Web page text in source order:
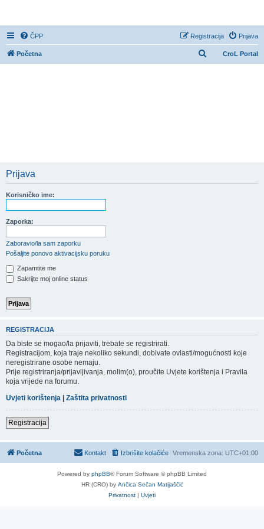
ČPP Prijava
Registracija
CroL Portal
Početna
Prijava
Korisničko ime:
Zaporka:
Zaboravio/la sam zaporku
Pošaljite ponovo aktivacijsku poruku
Zapamtite me
Sakrijte moj online status
REGISTRACIJA
Da biste se mogao/la prijaviti, trebate se registrirati.
Registracijom, koja traje nekoliko sekundi, dobivate ovlasti/mogućnosti koje
neregistrirane osobe nemaju.
Prije registriranja/prijavljivanja, molim(o), proučite Uvjete korištenja i Pravila
koja vrijede na forumu.
Uvjeti korištenja | Zaštita privatnosti
Registracija
Početna Vremenska zona: UTC+01:00
Izbrišite kolačiće
Kontakt
Powered by phpBB® Forum Software © phpBB Limited
HR (CRO) by Ančica Sečan Matijaščić
Privatnost | Uvjeti